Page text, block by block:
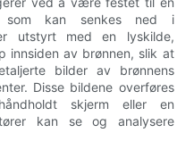
som kan senkes ned i
utstyrt med en lyskilde,
innsiden av brønnen, slik at
bilder av brønnens
Disse bildene overføres
skjerm eller en
kan se og analysere